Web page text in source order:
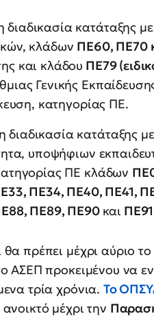
κατάταξης
κλάδων ΠΕ60, ΠΕ70
και κλάδου ΠΕ79
Γενικής
κατηγορίας ΠΕ.
κατάταξης
υποψήφιων
ΠΕ κλάδων
ΠΕ34, ΠΕ40, ΠΕ41,
ΠΕ89, ΠΕ90 και
πρέπει μέχρι αύριο
ΑΣΕΠ προκειμένου να
τρία χρόνια. Το
μέχρι την